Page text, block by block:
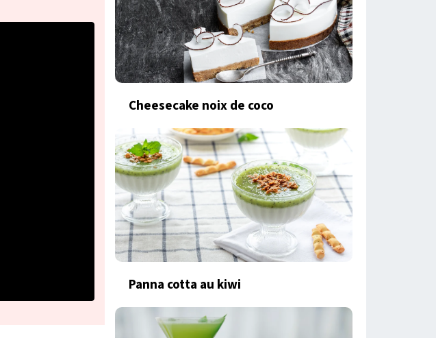
Cheesecake noix de coco
Panna cotta au kiwi